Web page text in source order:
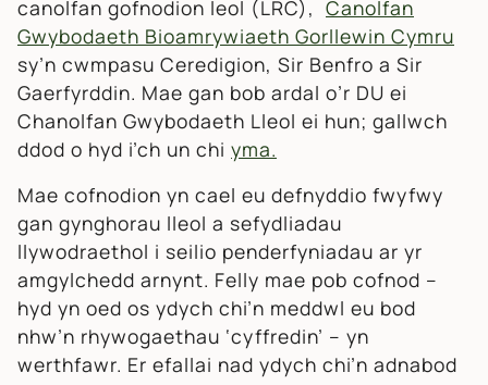
canolfan gofnodion leol (LRC), Canolfan
Gwybodaeth Bioamrywiaeth Gorllewin Cymru
sy’n cwmpasu Ceredigion, Sir Benfro a Sir
Gaerfyrddin. Mae gan bob ardal o’r DU ei
Chanolfan Gwybodaeth Lleol ei hun; gallwch
ddod o hyd i’ch un chi yma.
Mae cofnodion yn cael eu defnyddio fwyfwy
gan gynghorau lleol a sefydliadau
llywodraethol i seilio penderfyniadau ar yr
amgylchedd arnynt. Felly mae pob cofnod –
hyd yn oed os ydych chi’n meddwl eu bod
nhw’n rhywogaethau ‘cyffredin’ – yn
werthfawr. Er efallai nad ydych chi’n adnabod